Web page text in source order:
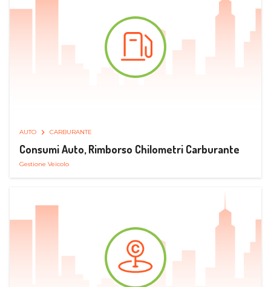
AUTO CARBURANTE
Consumi Auto, Rimborso Chilometri Carburante
Gestione Veicolo